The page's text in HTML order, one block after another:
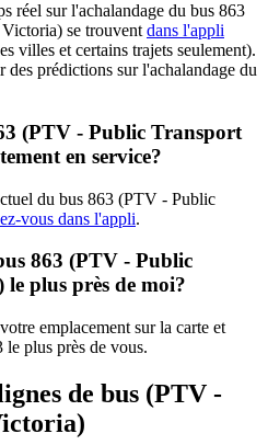
réel sur l'achalandage du bus 863
se trouvent dans l'appli
villes et certains trajets seulement).
des prédictions sur l'achalandage du
(PTV - Public Transport
en service?
du bus 863 (PTV - Public
vous dans l'appli.
863 (PTV - Public
plus près de moi?
emplacement sur la carte et
plus près de vous.
de bus (PTV -